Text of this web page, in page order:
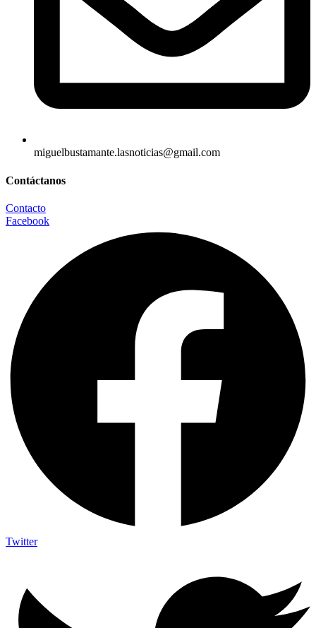
miguelbustamante.lasnoticias@gmail.com
Contáctanos
Contacto
Facebook
Twitter